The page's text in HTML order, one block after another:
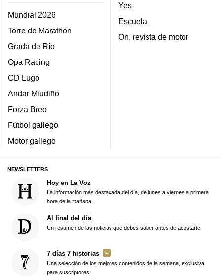
Mundial 2026
Torre de Marathon
Grada de Río
Opa Racing
CD Lugo
Andar Miudiño
Forza Breo
Fútbol gallego
Motor gallego
Yes
Escuela
On, revista de motor
NEWSLETTERS
Hoy en La Voz
La información más destacada del día, de lunes a viernes a primera
hora de la mañana
Al final del día
Un resumen de las noticias que debes saber antes de acostarte
7 días 7 historias
Una selección de los mejores contenidos de la semana, exclusiva
para suscriptores